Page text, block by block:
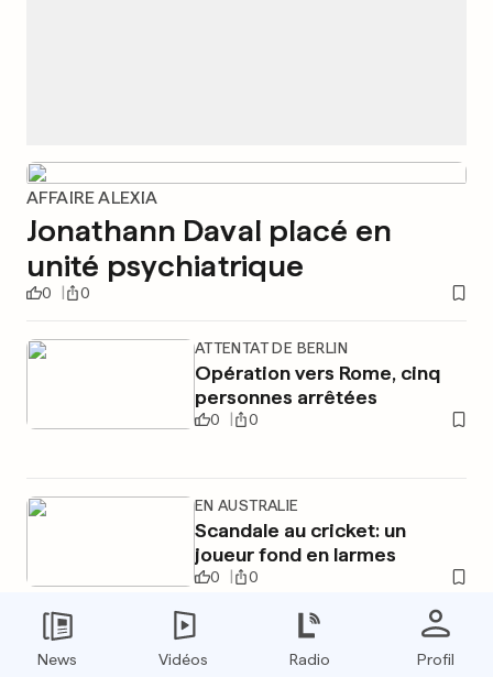
AFFAIRE ALEXIA
Jonathann Daval placé en
unité psychiatrique
0 0
ATTENTAT DE BERLIN
Opération vers Rome, cinq
personnes arrêtées
0 0
EN AUSTRALIE
Scandale au cricket: un
joueur fond en larmes
0 0
News Vidéos Radio Profil